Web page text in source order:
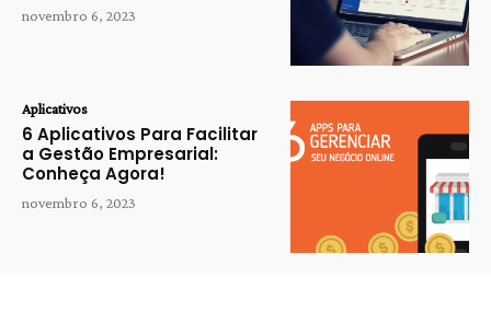
novembro 6, 2023
Aplicativos
6 Aplicativos Para Facilitar
a Gestão Empresarial:
Conheça Agora!
novembro 6, 2023